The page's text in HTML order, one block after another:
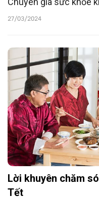
làm quen với bánh này
27/03/2024
Lời khuyên chăm
Tết